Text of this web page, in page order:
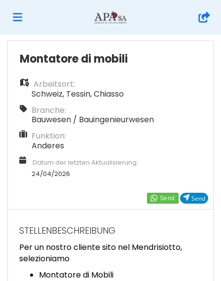
Home
Stellen
Lebenslauf
FR
Send
Montatore di mobili
Arbeitsort:
Schweiz, Tessin,Chiasso
Branche:
Bauwesen / Bauingenieurwesen
Funktion:
Anderes
Datum der letzten Aktualisierung:
24/04/2026
STELLENBESCHREIBUNG
Per un nostro cliente sito nel Mendrisiotto,
selezioniamo
Montatore di Mobili